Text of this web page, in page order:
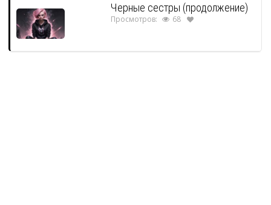
Черные сестры (продолжение)
Просмотров: 68